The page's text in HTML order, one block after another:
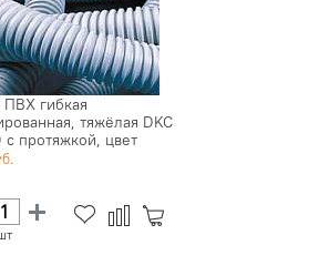
ПВХ гибкая
тяжёлая DKC
с протяжкой, цвет
...